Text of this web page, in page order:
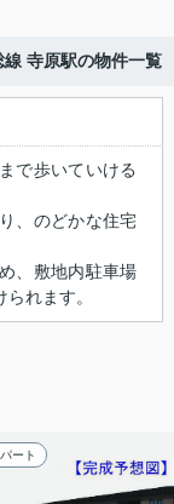
線 寺原駅の物件一覧
で歩いていける
、のどかな住宅
、敷地内駐車場
れます。
ート